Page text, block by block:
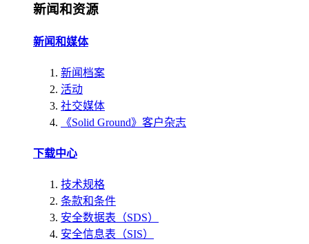
新闻和资源
新闻和媒体
新闻档案
活动
社交媒体
《Solid Ground》客户杂志
下载中心
技术规格
条款和条件
安全数据表（SDS）
安全信息表（SIS）